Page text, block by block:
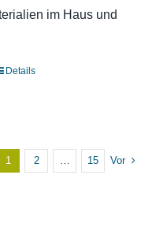
im Haus und
Details
1 2 … 15 Vor